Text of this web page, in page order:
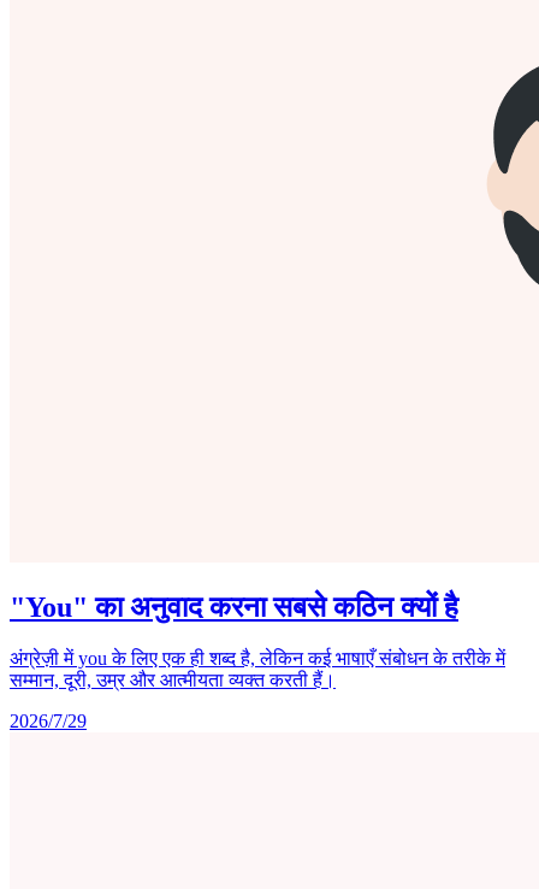
"You" का अनुवाद करना सबसे कठिन क्यों है
अंग्रेज़ी में you के लिए एक ही शब्द है, लेकिन कई भाषाएँ संबोधन के तरीके में
सम्मान, दूरी, उम्र और आत्मीयता व्यक्त करती हैं।
2026/7/29